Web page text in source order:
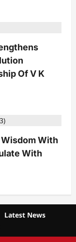
Of V K
With
With
Latest News